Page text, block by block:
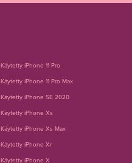
Käytetty iPhone 11 Pro
Käytetty iPhone 11 Pro Max
Käytetty iPhone SE 2020
Käytetty iPhone Xs
Käytetty iPhone Xs Max
Käytetty iPhone Xr
Käytetty iPhone X